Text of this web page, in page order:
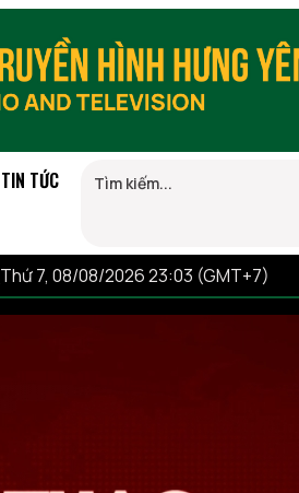
TIN TỨC
Thứ 7, 08/08/2026 23:03 (GMT+7)